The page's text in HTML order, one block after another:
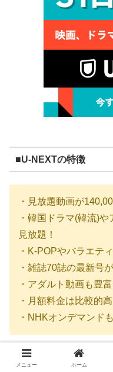
■U-NEXTの特徴
・見放題動画が
・韓国ドラマ(韓流)
見放題！
・K-POPやバラエテ
・雑誌70誌の最新号
・アダルト動画も豊富
・月額料金は比較的高
・NHKオンデマンド
オススメ度
メニュー ホーム